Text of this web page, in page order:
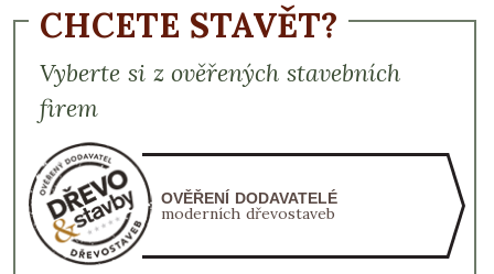
CHCETE STAVĚT?
Vyberte si z ověřených stavebních
firem
OVĚŘENÍ DODAVATELÉ
moderních dřevostaveb